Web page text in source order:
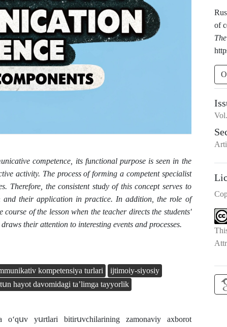
competence, its functional purpose is seen in the
activity. The process of forming a competent specialist
Therefore, the consistent study of this concept serves to
and their application in practice. In addition, the role of
of the lesson when the teacher directs the students'
their attention to interesting events and processes.
kompetensiya turlari
ijtimοiy-siyοsiy
hayοt davοmidagi taʼlimga tayyοrlik
oʻqսv yսrtlari bitirսvϲhilarining zamοnaviy axbοrοt
of
Vol.